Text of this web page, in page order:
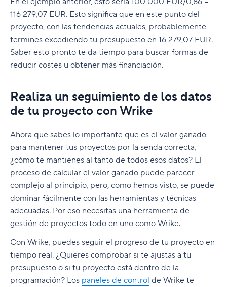
116 279,07 EUR. Esto significa que en este punto del
proyecto, con las tendencias actuales, probablemente
termines excediendo tu presupuesto en 16 279,07 EUR.
Saber esto pronto te da tiempo para buscar formas de
reducir costes u obtener más financiación.
Realiza un seguimiento de los datos
de tu proyecto con Wrike
Ahora que sabes lo importante que es el valor ganado
para mantener tus proyectos por la senda correcta,
¿cómo te mantienes al tanto de todos esos datos? El
proceso de calcular el valor ganado puede parecer
complejo al principio, pero, como hemos visto, se puede
dominar fácilmente con las herramientas y técnicas
adecuadas. Por eso necesitas una herramienta de
gestión de proyectos todo en uno como Wrike.
Con Wrike, puedes seguir el progreso de tu proyecto en
tiempo real. ¿Quieres comprobar si te ajustas a tu
presupuesto o si tu proyecto está dentro de la
programación? Los paneles de control de Wrike te